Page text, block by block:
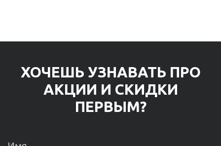
ХОЧЕШЬ УЗНАВАТЬ ПРО
АКЦИИ И СКИДКИ
ПЕРВЫМ?